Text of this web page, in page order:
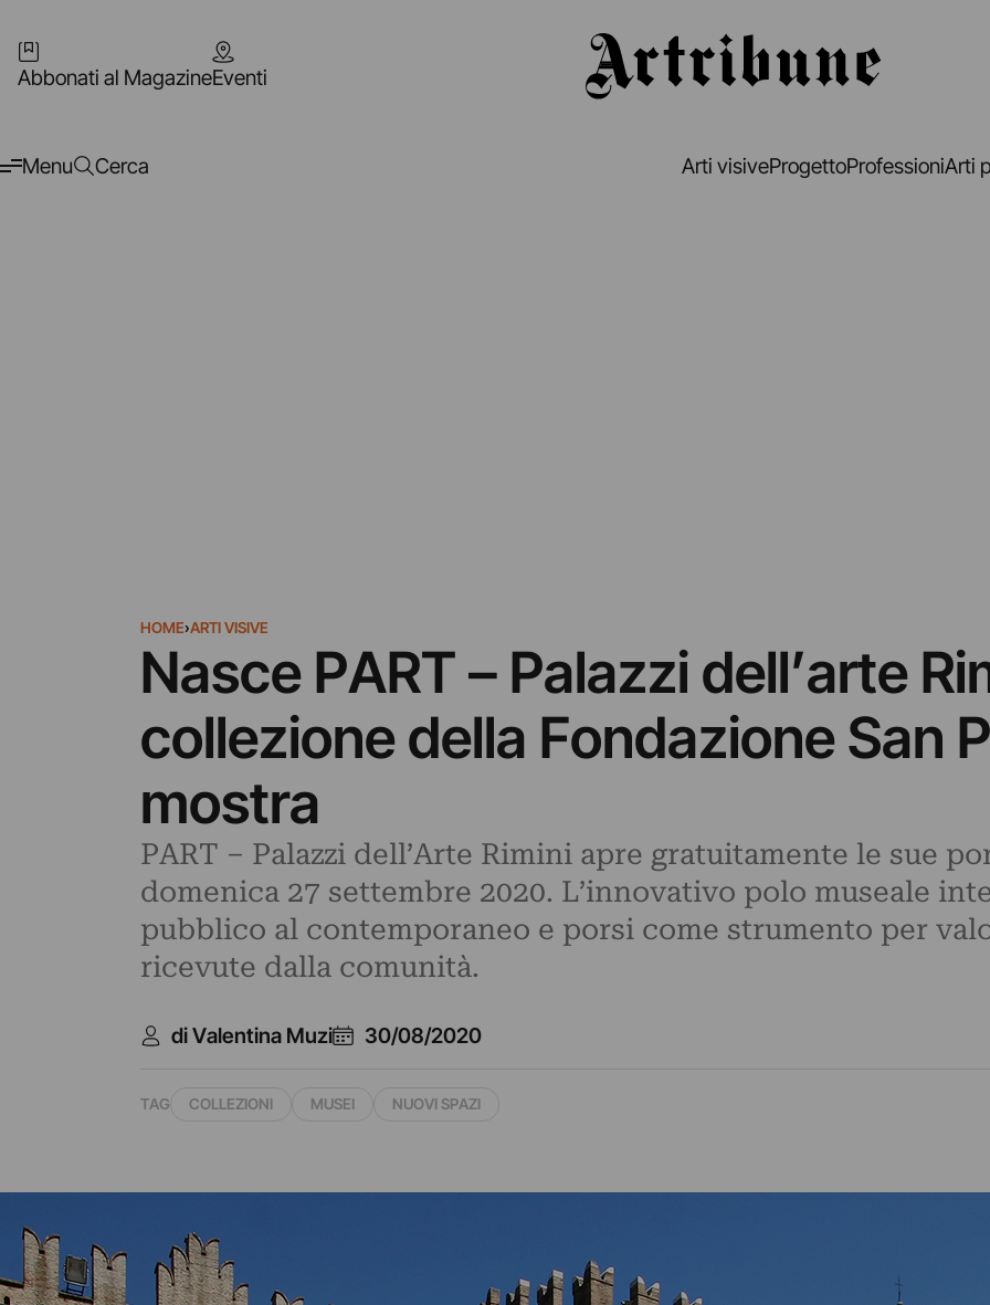
Abbonati al MagazineEventi
Menu Cerca Arti visiveProgettoProfessioniArti
HOME›ARTI VISIVE
Nasce PART – Palazzi dell’arte
collezione della Fondazione San
mostra
PART – Palazzi dell’Arte Rimini apre gratuitamente le sue
domenica 27 settembre 2020. L’innovativo polo museale
pubblico al contemporaneo e porsi come strumento per
ricevute dalla comunità.
di Valentina Muzi 30/08/2020
TAG COLLEZIONI MUSEI NUOVI SPAZI